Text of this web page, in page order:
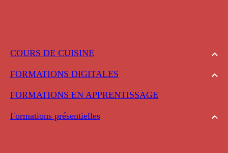
COURS DE CUISINE
FORMATIONS DIGITALES
FORMATIONS EN APPRENTISSAGE
Formations présentielles